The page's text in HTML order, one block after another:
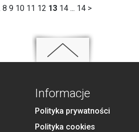
8 9 10 11 12 13 14 ... 14 >
Informacje
Polityka prywatności
Polityka cookies